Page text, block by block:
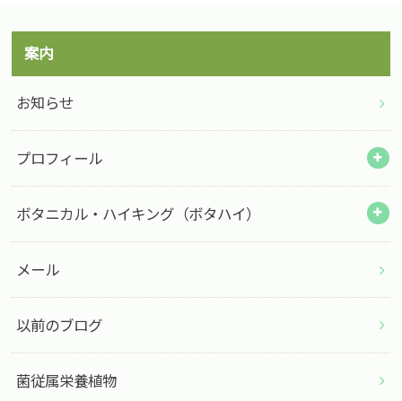
案内
お知らせ
プロフィール
ボタニカル・ハイキング（ボタハイ）
メール
以前のブログ
菌従属栄養植物